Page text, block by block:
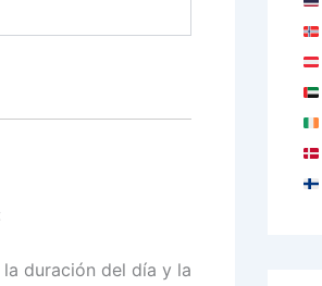
duración del día y la